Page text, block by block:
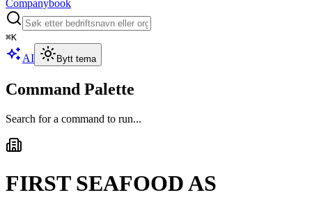
Companybook
⌘K
AI Bytt tema
Command Palette
Search for a command to run...
FIRST SEAFOOD AS